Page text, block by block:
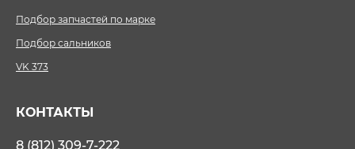
Подбор запчастей по марке
Подбор сальников
VK 373
КОНТАКТЫ
8 (812) 309-7-222